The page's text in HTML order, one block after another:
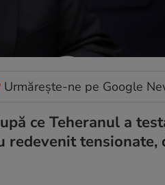
Urmărește-ne pe Google
ce Teheranul a
redevenit tensionate,